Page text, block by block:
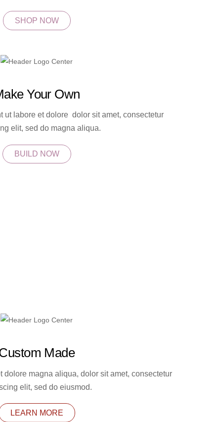
SHOP NOW
Your Own
ut labore et dolore dolor sit amet, consectetur
elit, sed do magna aliqua.
BUILD NOW
Made
dolore magna aliqua, dolor sit amet, consectetur
elit, sed do eiusmod.
LEARN MORE